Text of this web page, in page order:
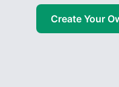
Create Your